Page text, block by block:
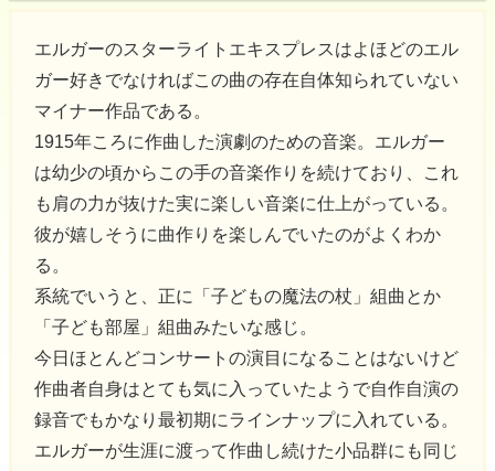
エルガーのスターライトエキスプレスはよほどのエル
ガー好きでなければこの曲の存在自体知られていない
マイナー作品である。
1915年ころに作曲した演劇のための音楽。エルガー
は幼少の頃からこの手の音楽作りを続けており、これ
も肩の力が抜けた実に楽しい音楽に仕上がっている。
彼が嬉しそうに曲作りを楽しんでいたのがよくわか
る。
系統でいうと、正に「子どもの魔法の杖」組曲とか
「子ども部屋」組曲みたいな感じ。
今日ほとんどコンサートの演目になることはないけど
作曲者自身はとても気に入っていたようで自作自演の
録音でもかなり最初期にラインナップに入れている。
エルガーが生涯に渡って作曲し続けた小品群にも同じ